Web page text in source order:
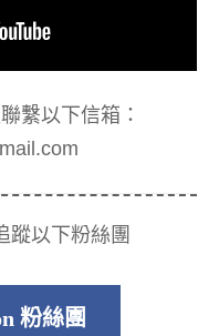
繫以下信箱：
蹤以下粉絲團
粉絲團